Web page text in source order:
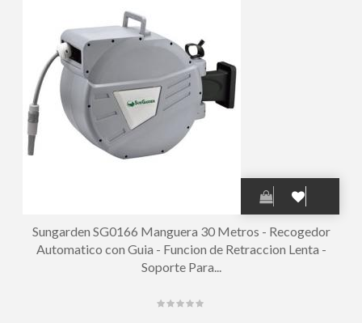
Sungarden SG0166 Manguera 30 Metros - Recogedor
Automatico con Guia - Funcion de Retraccion Lenta -
Soporte Para...